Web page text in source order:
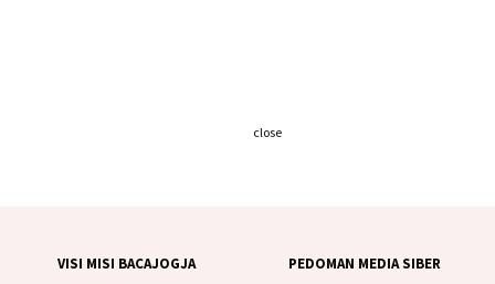
VISI MISI BACAJOGJA
PEDOMAN MEDIA SIBER
close